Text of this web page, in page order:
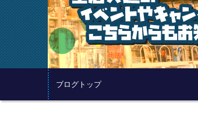
ブログトップ